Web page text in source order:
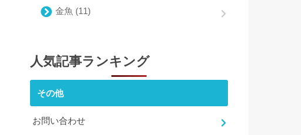
金魚 (11)
人気記事ランキング
その他
お問い合わせ